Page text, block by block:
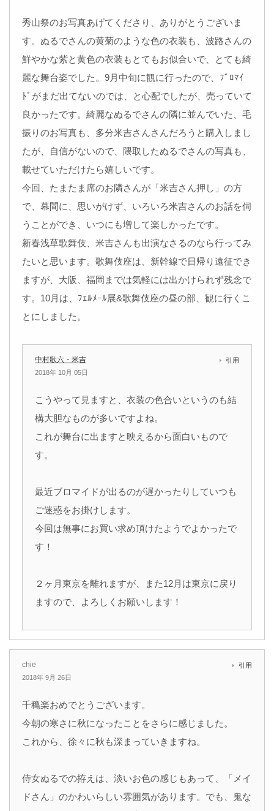
秀山祭のお写真あげてくださり、ありがとうございま
す。ぬるでさんの黄菊のような色の衣装も、波路さんの
鮮やかな紫と黄色の衣装もとてもお似合いで、とても綺
麗な舞台姿でした。9月中旬に観に行ったので、ﾌﾞﾛﾏｲ
ﾄﾞがまだ出てないのでは、と心配でしたが、売っていて
良かったです。綺麗なぬるでさんの隣に並んでいた、毛
振りのお写真も、多分米吉さんさんだろうと購入しまし
たが、自信がないので、隈取したぬるでさんの写真も、
載せていただけたら嬉しいです。
今回、たまたま席のお隣さんが「米吉さん押し」の方
で、幕間に、思いがけず、いろいろ米吉さんのお話を伺
うことができ、いつにも増して楽しかったです。
新春浅草歌舞伎、米吉さんも出演なさるのなら行ってみ
たいと思います。歌舞伎座は、新幹線で日帰り遠征でき
ますが、大阪、福岡までは気軽には出かけられず残念で
す。10月は、ﾌｪﾙﾒｰﾙ展&歌舞伎座の昼の部、観に行くこ
とにしました。
中村歌六・米吉
2018年 10月 05日
引用
こうやって見ますと、衣装の色合いというのも結
構大胆なものが多いですよね。
これが舞台に出ますと映えるから面白いもので
す。
最近ブロマイドが出るのが遅かったりしていつも
ご迷惑をお掛けします。
今回は無事にお買い求め頂けたようでよかったで
す！
２ヶ月東京を離れますが、また12月は東京に戻り
ますので、よろしくお願いします！
chie
2018年 9月 26日
引用
千穐楽おめでとうございます。
今朝の寒さに秋になったことをさらに感じました。
これから、徐々に秋も深まっていきますね。
侍女ぬるでの拵えは、淡いお色の感じもあって、「メイ
ドさん」のかわいらしい雰囲気があります。でも、鬼な